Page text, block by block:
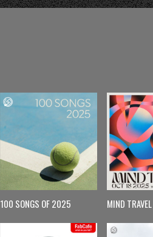
100 SONGS OF 2025 MIND TRAVEL